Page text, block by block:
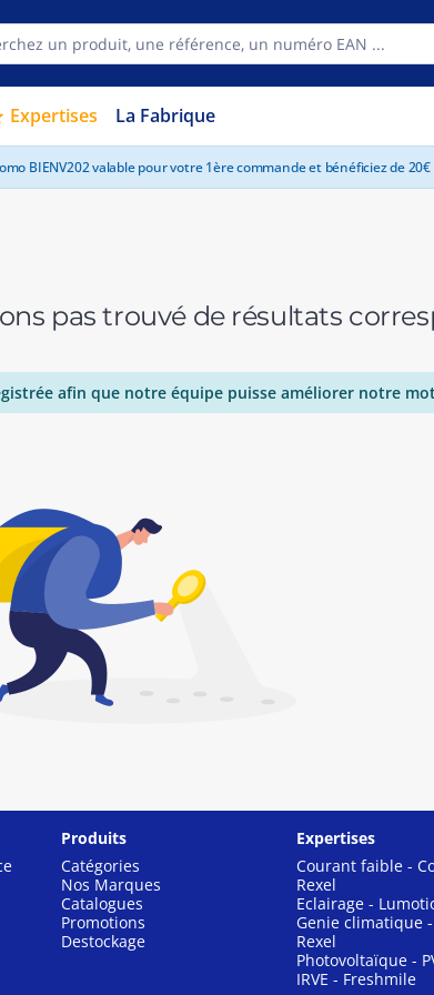
Expertises La Fabrique
BIENV202 valable pour votre 1ère commande et bénéficiez de
pas trouvé de résultats
afin que notre équipe puisse améliorer notre
Produits
Catégories
Nos Marques
Catalogues
Promotions
Destockage
Expertises
Courant faible -
Rexel
Eclairage -
Genie climatique
Rexel
Photovoltaïque -
IRVE - Freshmile